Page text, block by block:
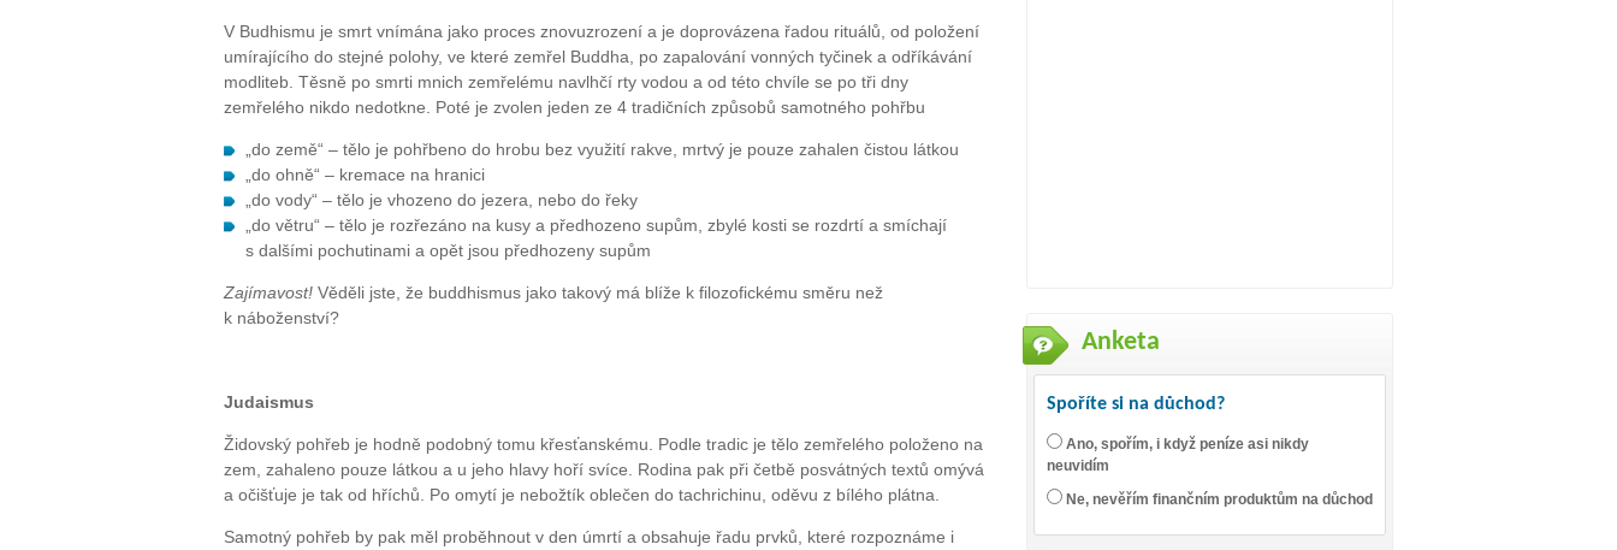
V Budhismu je smrt vnímána jako proces znovuzrození a je doprovázena řadou rituálů, od položení
umírajícího do stejné polohy, ve které zemřel Buddha, po zapalování vonných tyčinek a odříkávání
modliteb. Těsně po smrti mnich zemřelému navlhčí rty vodou a od této chvíle se po tři dny
zemřelého nikdo nedotkne. Poté je zvolen jeden ze 4 tradičních způsobů samotného pohřbu
„do země“ – tělo je pohřbeno do hrobu bez využití rakve, mrtvý je pouze zahalen čistou látkou
„do ohně“ – kremace na hranici
„do vody“ – tělo je vhozeno do jezera, nebo do řeky
„do větru“ – tělo je rozřezáno na kusy a předhozeno supům, zbylé kosti se rozdrtí a smíchají
s dalšími pochutinami a opět jsou předhozeny supům
Zajímavost! Věděli jste, že buddhismus jako takový má blíže k filozofickému směru než
k náboženství?
Judaismus
Židovský pohřeb je hodně podobný tomu křesťanskému. Podle tradic je tělo zemřelého položeno na
zem, zahaleno pouze látkou a u jeho hlavy hoří svíce. Rodina pak při četbě posvátných textů omývá
a očišťuje je tak od hříchů. Po omytí je nebožtík oblečen do tachrichinu, oděvu z bílého plátna.
Samotný pohřeb by pak měl proběhnout v den úmrtí a obsahuje řadu prvků, které rozpoznáme i
Anketa
Spoříte si na důchod?
Ano, spořím, i když peníze asi nikdy
neuvidím
Ne, nevěřím finančním produktům na důchod